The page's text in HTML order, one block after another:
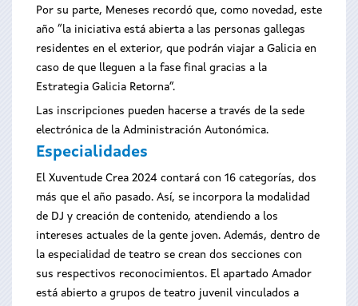
Por su parte, Meneses recordó que, como novedad, este
año “la iniciativa está abierta a las personas gallegas
residentes en el exterior, que podrán viajar a Galicia en
caso de que lleguen a la fase final gracias a la
Estrategia Galicia Retorna”.
Las inscripciones pueden hacerse a través de la sede
electrónica de la Administración Autonómica.
Especialidades
El Xuventude Crea 2024 contará con 16 categorías, dos
más que el año pasado. Así, se incorpora la modalidad
de DJ y creación de contenido, atendiendo a los
intereses actuales de la gente joven. Además, dentro de
la especialidad de teatro se crean dos secciones con
sus respectivos reconocimientos. El apartado Amador
está abierto a grupos de teatro juvenil vinculados a